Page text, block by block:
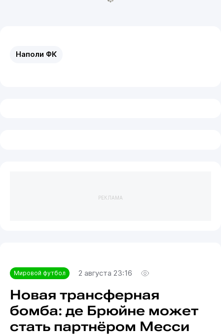
Наполи ФК
РЕКЛАМА
Мировой футбол 2 августа 23:16
Новая трансферная
бомба: де Брюйне может
стать партнёром Месси